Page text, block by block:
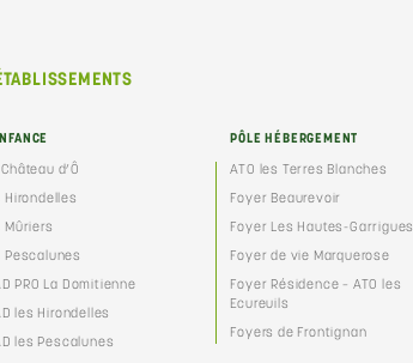
Château d’Ô
Hirondelles
Mûriers
Pescalunes
PRO La Domitienne
les Hirondelles
les Pescalunes
PÔLE HÉBERGEMENT
ATO les Terres Blanches
Foyer Beaurevoir
Foyer Les Hautes-Garrigues
Foyer de vie Marquerose
Foyer Résidence – ATO les
Ecureuils
Foyers de Frontignan